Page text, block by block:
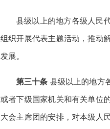
县级以上的地方各级人民
组织开展代表主题活动，推动
发展。
第三十条 县级以上的地方
或者下级国家机关和有关单位
大会主席团的安排，对本级人